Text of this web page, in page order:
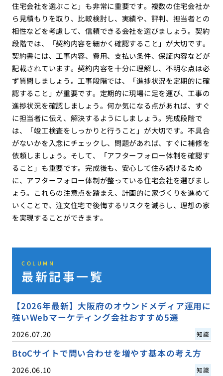
住宅会社を選ぶこと」も非常に重要です。複数の住宅会社か
ら見積もりを取り、比較検討し、実績や、評判、担当者との
相性などを考慮して、信頼できる会社を選びましょう。契約
段階では、「契約内容を細かく確認すること」が大切です。
契約書には、工事内容、費用、支払い条件、保証内容などが
記載されています。契約内容を十分に理解し、不明な点は必
ず質問しましょう。工事段階では、「進捗状況を定期的に確
認すること」が重要です。定期的に現場に足を運び、工事の
進捗状況を確認しましょう。何か気になる点があれば、すぐ
に担当者に伝え、解決するようにしましょう。完成段階で
は、「竣工検査をしっかりと行うこと」が大切です。不具合
がないかを入念にチェックし、問題があれば、すぐに補修を
依頼しましょう。そして、「アフターフォロー体制を確認す
ること」も重要です。完成後も、安心して住み続けるため
に、アフターフォロー体制が整っている住宅会社を選びまし
ょう。これらの注意点を踏まえ、計画的に家づくりを進めて
いくことで、注文住宅で後悔するリスクを減らし、理想の家
を実現することができます。
COLUMN
最新記事一覧
【2026年最新】大阪府のオウンドメディア運用に
強いWebマーケティング会社おすすめ5選
2026.07.20 知識
BtoCサイトで問い合わせを増やす基本の考え方
2026.06.10 知識